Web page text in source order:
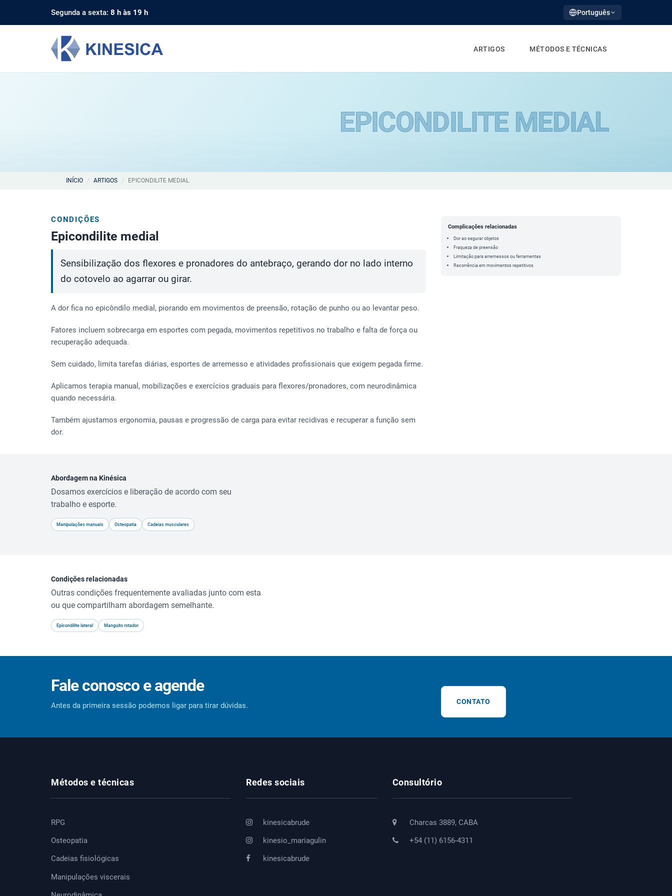
Segunda a sexta: 8 h às 19 h Português
ARTIGOS MÉTODOS E TÉCNICAS
EPICONDILITE MEDIAL
INÍCIO ARTIGOS EPICONDILITE MEDIAL
CONDIÇÕES
Epicondilite medial
Sensibilização dos flexores e pronadores do antebraço, gerando dor no lado interno
do cotovelo ao agarrar ou girar.
A dor fica no epicôndilo medial, piorando em movimentos de preensão, rotação de punho ou ao levantar peso.
Fatores incluem sobrecarga em esportes com pegada, movimentos repetitivos no trabalho e falta de força ou
recuperação adequada.
Sem cuidado, limita tarefas diárias, esportes de arremesso e atividades profissionais que exigem pegada firme.
Aplicamos terapia manual, mobilizações e exercícios graduais para flexores/pronadores, com neurodinâmica
quando necessária.
Também ajustamos ergonomia, pausas e progressão de carga para evitar recidivas e recuperar a função sem
dor.
Complicações relacionadas
Dor ao segurar objetos
Fraqueza de preensão
Limitação para arremessos ou ferramentas
Recorrência em movimentos repetitivos
Abordagem na Kinésica
Dosamos exercícios e liberação de acordo com seu
trabalho e esporte.
Manipulações manuais Osteopatia Cadeias musculares
Condições relacionadas
Outras condições frequentemente avaliadas junto com esta
ou que compartilham abordagem semelhante.
Epicondilite lateral Manguito rotador
Fale conosco e agende
Antes da primeira sessão podemos ligar para tirar dúvidas. CONTATO
Métodos e técnicas
RPG
Osteopatia
Cadeias fisiológicas
Manipulações viscerais
Redes sociais
kinesicabrude
kinesio_mariagulin
kinesicabrude
Consultório
Charcas 3889, CABA
+54 (11) 6156-4311